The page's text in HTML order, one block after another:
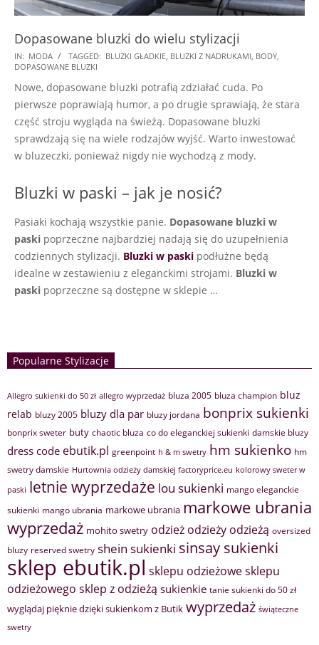
Dopasowane bluzki do wielu stylizacji
2018-
02-
24
IN: MODA TAGGED: BLUZKI GŁADKIE, BLUZKI Z NADRUKAMI, BODY,
DOPASOWANE BLUZKI
Nowe, dopasowane bluzki potrafią zdziałać cuda. Po
pierwsze poprawiają humor, a po drugie sprawiają, że stara
część stroju wygląda na świeżą. Dopasowane bluzki
sprawdzają się na wiele rodzajów wyjść. Warto inwestować
w bluzeczki, ponieważ nigdy nie wychodzą z mody.
Bluzki w paski – jak je nosić?
Pasiaki kochają wszystkie panie. Dopasowane bluzki w
paski poprzeczne najbardziej nadają się do uzupełnienia
codziennych stylizacji. Bluzki w paski podłużne będą
idealne w zestawieniu z eleganckimi strojami. Bluzki w
paski poprzeczne są dostępne w sklepie …
Popularne Stylizacje
Allegro sukienki do 50 zł allegro wyprzedaż bluza 2005 bluza champion bluz
relab bluzy 2005 bluzy dla par bluzy jordana bonprix sukienki
bonprix sweter buty chaotic bluza co do eleganckiej sukienki damskie bluzy
dress code ebutik.pl greenpoint h & m swetry hm sukienko hm
swetry damskie Hurtownia odzieży damskiej factoryprice.eu kolorowy sweter w
paski letnie wyprzedaże lou sukienki mango eleganckie
sukienki mango ubrania markowe ubrania markowe ubrania
wyprzedaż mohito swetry odzież odzieży odzieżą oversized
bluzy reserved swetry shein sukienki sinsay sukienki
sklep ebutik.pl sklepu odzieżowesklepu
odzieżowego sklep z odzieżą sukienkie tanie sukienki do 50 zł
wyglądaj pięknie dzięki sukienkom z Butik wyprzedaż świąteczne
swetry